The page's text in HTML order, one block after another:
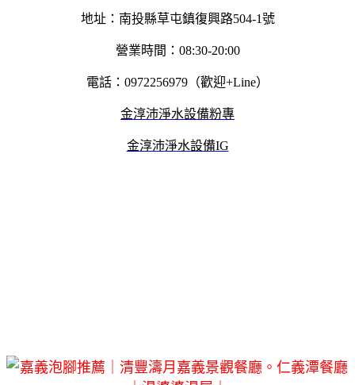
地址：南投縣草屯鎮復興路504-1號
營業時間：08:30-20:00
電話：0972256979（歡迎+Line）
金淳沛淨水設備粉專
金淳沛淨水設備IG